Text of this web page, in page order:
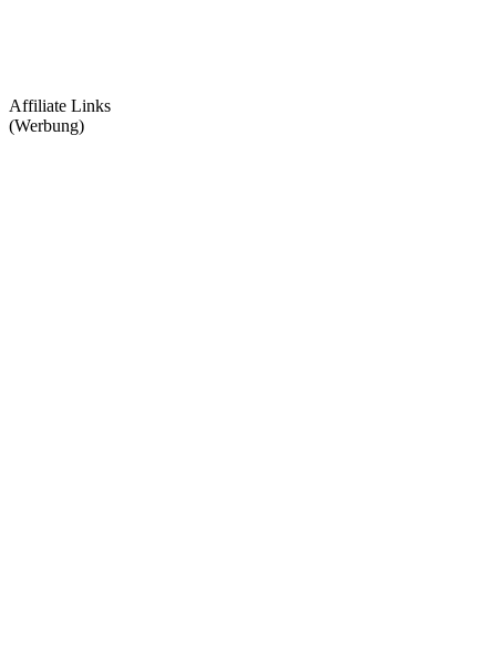
Affiliate Links
(Werbung)